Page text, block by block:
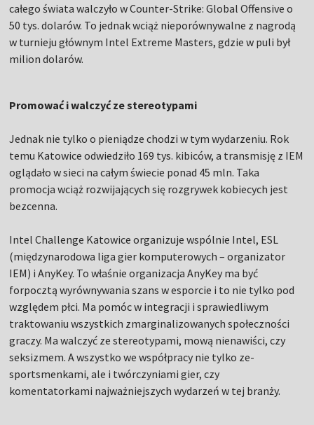
całego świata walczyło w Counter-Strike: Global Offensive o
50 tys. dolarów. To jednak wciąż nieporównywalne z nagrodą
w turnieju głównym Intel Extreme Masters, gdzie w puli był
milion dolarów.
Promować i walczyć ze stereotypami
Jednak nie tylko o pieniądze chodzi w tym wydarzeniu. Rok
temu Katowice odwiedziło 169 tys. kibiców, a transmisję z IEM
oglądało w sieci na całym świecie ponad 45 mln. Taka
promocja wciąż rozwijających się rozgrywek kobiecych jest
bezcenna.
Intel Challenge Katowice organizuje wspólnie Intel, ESL
(międzynarodowa liga gier komputerowych – organizator
IEM) i AnyKey. To właśnie organizacja AnyKey ma być
forpocztą wyrównywania szans w esporcie i to nie tylko pod
względem płci. Ma pomóc w integracji i sprawiedliwym
traktowaniu wszystkich zmarginalizowanych społeczności
graczy. Ma walczyć ze stereotypami, mową nienawiści, czy
seksizmem. A wszystko we współpracy nie tylko ze-
sportsmenkami, ale i twórczyniami gier, czy
komentatorkami najważniejszych wydarzeń w tej branży.